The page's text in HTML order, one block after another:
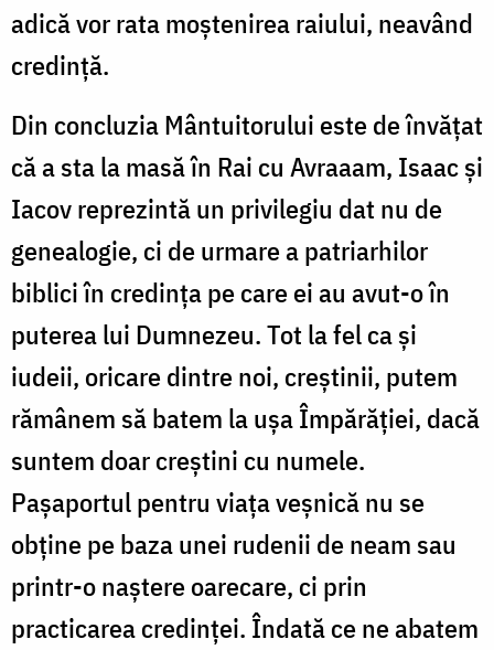
adică vor rata moștenirea raiului, neavând
credință.
Din concluzia Mântuitorului este de învățat
că a sta la masă în Rai cu Avraaam, Isaac și
Iacov reprezintă un privilegiu dat nu de
genealogie, ci de urmare a patriarhilor
biblici în credința pe care ei au avut-o în
puterea lui Dumnezeu. Tot la fel ca și
iudeii, oricare dintre noi, creștinii, putem
rămânem să batem la ușa Împărăției, dacă
suntem doar creștini cu numele.
Pașaportul pentru viața veșnică nu se
obține pe baza unei rudenii de neam sau
printr-o naștere oarecare, ci prin
practicarea credinței. Îndată ce ne abatem